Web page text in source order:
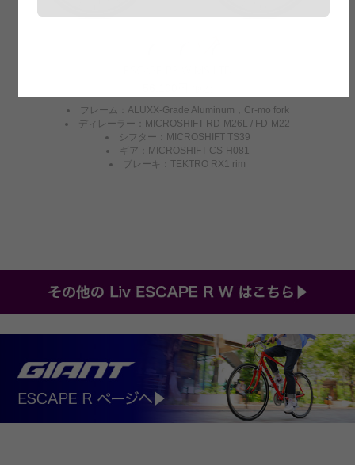
フレーム：ALUXX-Grade Aluminum，Cr-mo fork
ディレーラー：MICROSHIFT RD-M26L / FD-M22
シフター：MICROSHIFT TS39
ギア：MICROSHIFT CS-H081
ブレーキ：TEKTRO RX1 rim